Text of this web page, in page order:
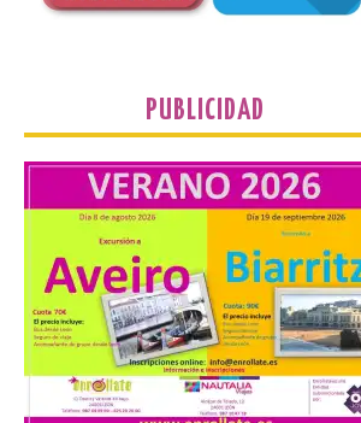
El TUS cuenta con líneas
Corbanera o Ciriego y
reforzará la movilidad con un servicio
a Ciriego. El Ayuntamiento de […]
Turismo de Extremadura
impulsa nuevas
iniciativas relacionadas
con el trío de eclipses para
afianzar a Extremadura
como referente en
astroturismo
PUBLICIDAD